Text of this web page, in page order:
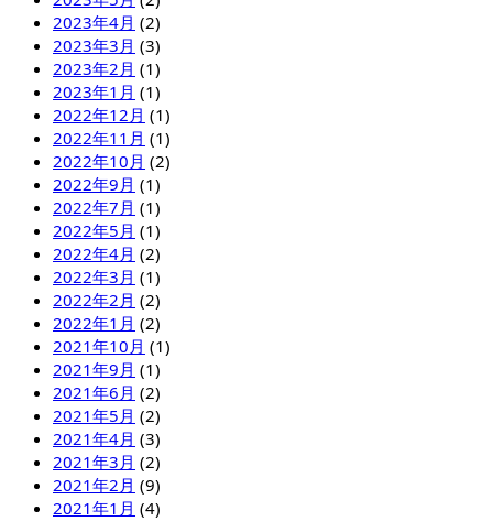
2023年4月 (2)
2023年3月 (3)
2023年2月 (1)
2023年1月 (1)
2022年12月 (1)
2022年11月 (1)
2022年10月 (2)
2022年9月 (1)
2022年7月 (1)
2022年5月 (1)
2022年4月 (2)
2022年3月 (1)
2022年2月 (2)
2022年1月 (2)
2021年10月 (1)
2021年9月 (1)
2021年6月 (2)
2021年5月 (2)
2021年4月 (3)
2021年3月 (2)
2021年2月 (9)
2021年1月 (4)